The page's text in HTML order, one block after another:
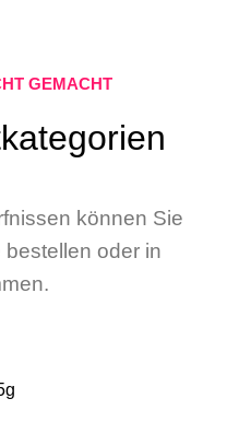
GEMACHT
können Sie
oder in